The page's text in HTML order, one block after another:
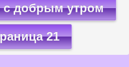
с добрым утром
21